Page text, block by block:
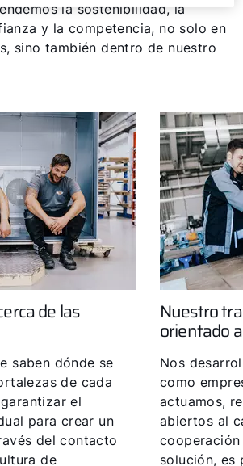
la sostenibilidad, la
y la competencia, no solo en
sino también dentro de nuestro
de las
saben dónde se
de cada
el
para crear un
del contacto
de
Nuestro
orientado
Nos
como
actuamos,
abiertos al
solución, es
lo?
cliente